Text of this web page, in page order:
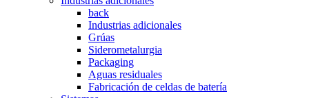
back
Industrias adicionales
Grúas
Siderometalurgia
Packaging
Aguas residuales
Fabricación de celdas de batería